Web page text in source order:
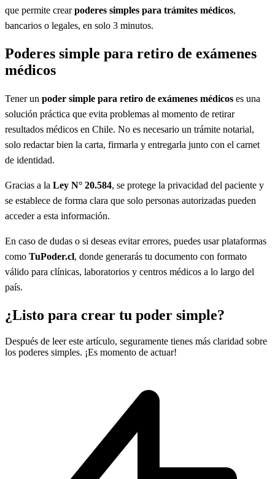
que permite crearpoderes simples para trámites médicos,
bancarios o legales, en solo 3 minutos.
Poderes simple para retiro de exámenes
médicos
Tener un poder simple para retiro de exámenes médicos es una
solución práctica que evita problemas al momento de retirar
resultados médicos en Chile. No es necesario un trámite notarial,
solo redactar bien la carta, firmarla y entregarla junto con el carnet
de identidad.
Gracias a la Ley N° 20.584, se protege la privacidad del paciente y
se establece de forma clara que solo personas autorizadas pueden
acceder a esta información.
En caso de dudas o si deseas evitar errores, puedes usar plataformas
como TuPoder.cl, donde generarás tu documento con formato
válido para clínicas, laboratorios y centros médicos a lo largo del
país.
¿Listo para crear tu poder simple?
Después de leer este artículo, seguramente tienes más claridad sobre
los poderes simples. ¡Es momento de actuar!